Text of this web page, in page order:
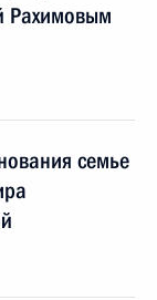
Рахимовым
семье